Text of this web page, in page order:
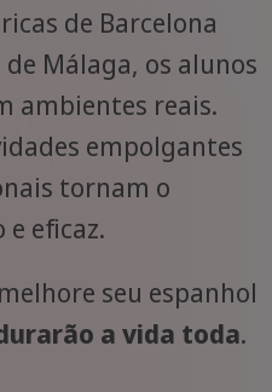
de Barcelona
Málaga, os alunos
ambientes reais.
empolgantes
tornam o
eficaz.
seu espanhol
a vida toda.